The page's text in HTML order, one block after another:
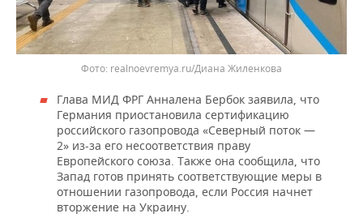
realnoevremya.ru/Диана Жиленкова
Глава МИД ФРГ Анналена Бербок заявила, что
Германия приостановила сертификацию
российского газопровода «Северный поток —
2» из-за его несоответствия праву
Европейского союза. Также она сообщила, что
Запад готов принять соответствующие меры в
отношении газопровода, если Россия начнет
вторжение на Украину.